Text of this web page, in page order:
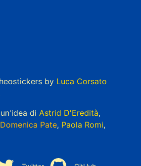
by Luca Corsato
di Astrid D'Eredità,
Domenica Pate, Paola Romi,